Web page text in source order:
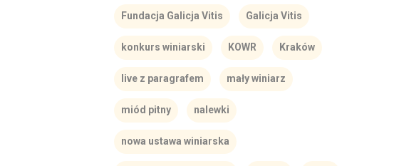
Fundacja Galicja Vitis Galicja Vitis
konkurs winiarski KOWR Kraków
live z paragrafem mały winiarz
miód pitny nalewki
nowa ustawa winiarska